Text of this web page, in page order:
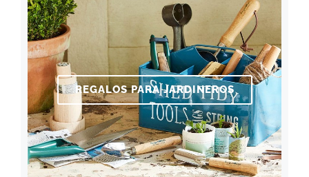
REGALOS PARA JARDINEROS